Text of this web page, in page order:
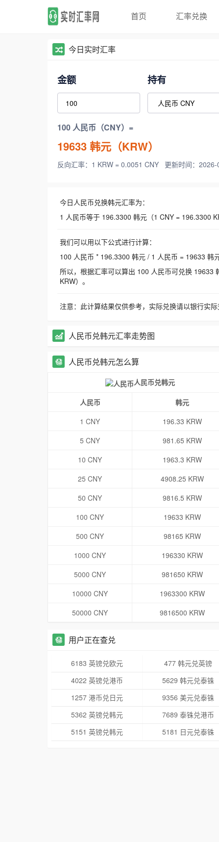
首页 汇率兑换
今日实时汇率
金额 持有
100 人民币（CNY）=
19633韩元（KRW）
反向汇率：1 KRW = 0.0051 CNY 更新时间：
今日人民币兑换韩元汇率为：
1 人民币等于 196.3300 韩元（1 CNY = 196.3300
我们可以用以下公式进行计算：
100 人民币 * 196.3300 韩元 / 1 人民币 = 19633 韩
所以，根据汇率可以算出 100 人民币可兑换
KRW）。
注意：此计算结果仅供参考，实际兑换请以银行实际
人民币兑韩元汇率走势图
人民币兑韩元怎么算
人民币兑韩元
人民币 韩元
1 CNY
196.33 KRW
5 CNY
981.65 KRW
10 CNY
1963.3 KRW
25 CNY
4908.25 KRW
50 CNY
9816.5 KRW
100 CNY
19633 KRW
500 CNY
98165 KRW
1000 CNY
196330 KRW
5000 CNY
981650 KRW
10000 CNY
1963300 KRW
50000 CNY
9816500 KRW
用户正在查兑
6183 英镑兑欧元 477 韩元兑英镑
4022 英镑兑港币
5629 韩元兑泰铢
1257 港币兑日元
9356 美元兑泰铢
5362 英镑兑韩元
7689 泰铢兑港币
5151 英镑兑韩元
5181 日元兑泰铢